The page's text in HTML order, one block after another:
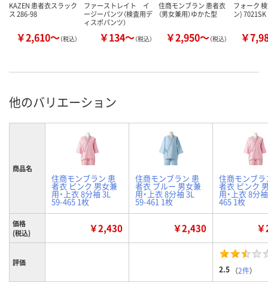
KAZEN 患者衣スラック
ス 286-98
￥2,610～（税込）
ファーストレイト イ
ージーパンツ（検査用デ
ィスポパンツ）
￥134～（税込）
住商モンブラン 患者衣
（男女兼用）ゆかた型
￥2,950～（税込）
フォーク
ン) 7021SK
￥
他のバリエーション
商品名
住商モンブラン 患
者衣 ピンク 男女兼
用・上衣 8分袖 3L
59-465 1枚
住商モンブラン 患
者衣 ブルー 男女兼
用・上衣 8分袖 3L
59-461 1枚
住商モンブラ
者衣 ピンク
用・上衣 8分
465 1枚
価格
(税込)
￥2,430 ￥2,430
評価
2.5 （2件）